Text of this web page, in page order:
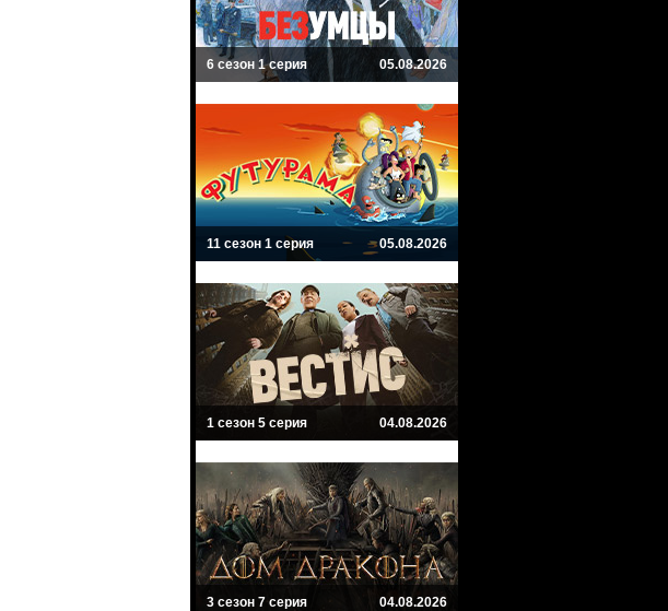
6 сезон 1 серия 05.08.2026
11 сезон 1 серия 05.08.2026
1 сезон 5 серия 04.08.2026
3 сезон 7 серия 04.08.2026